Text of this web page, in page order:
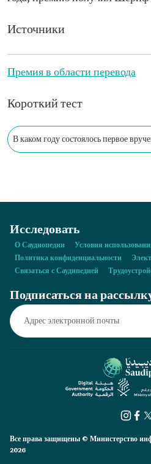
Источники
Премия в области перевода
Короткий тест
В каком году состоялось первое
Исследовать
О Саудиопедии
Условия
Политика конфиденциальности
Связаться с Саудипедией
Подписаться на
Все права защищены © Министерство
2026